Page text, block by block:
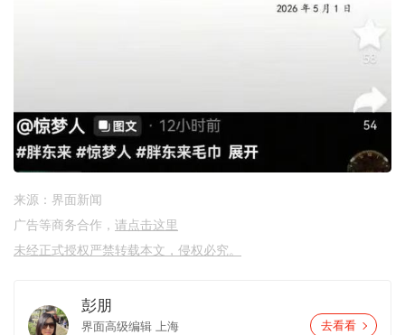
来源：界面新闻
广告等商务合作， 请点击这里
未经正式授权严禁转载本文，侵权必究。
彭朋
界面高级编辑 上海
去看看